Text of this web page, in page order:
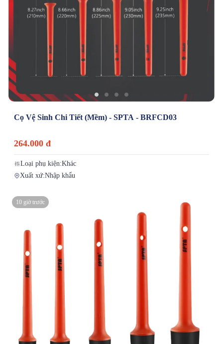
Cọ Vệ Sinh Chi Tiết (Mềm) - SPTA - BRFCD03
264.000 đ
Loại phụ kiện:Khác
Xuất xứ:Nhập khẩu
10 giờ trước